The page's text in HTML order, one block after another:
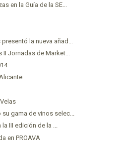
en la Guía de la SE...
la nueva añad...
Jornadas de Market...
gama de vinos selec...
III edición de la ...
en PROAVA